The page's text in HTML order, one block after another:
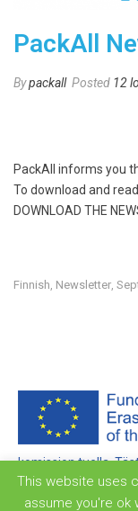
PackAll
Bypackall Posted 12
PackAll informs you
To download and
DOWNLOAD THE
Finnish Newsletter
komission tuella.
ainoastaan sen
sisältyvien tietojen
This website uses
assume you're ok